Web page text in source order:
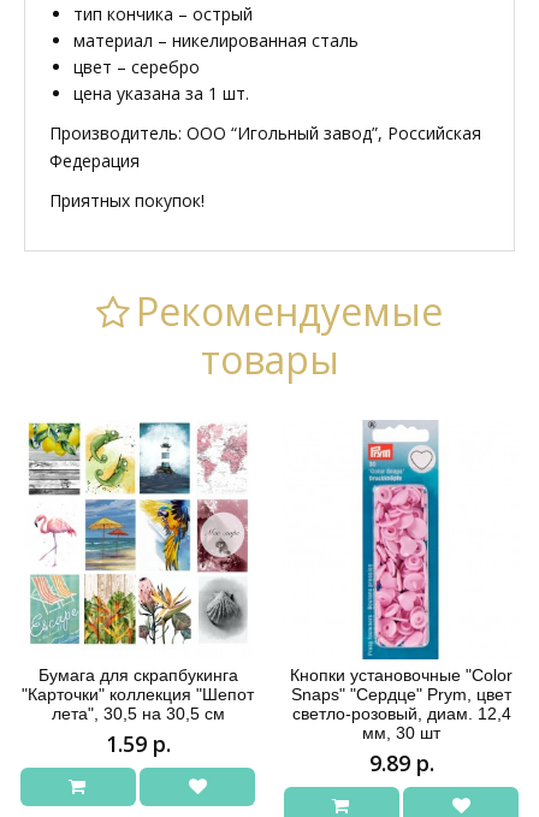
тип кончика – острый
материал – никелированная сталь
цвет – серебро
цена указана за 1 шт.
Производитель: ООО “Игольный завод”, Российская
Федерация
Приятных покупок!
Рекомендуемые
товары
Бумага для скрапбукинга
"Карточки" коллекция "Шепот
лета", 30,5 на 30,5 см
1.59 р.
Кнопки установочные "Color
Snaps" "Сердце" Prym, цвет
светло-розовый, диам. 12,4
мм, 30 шт
9.89 р.